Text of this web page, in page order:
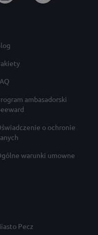
ambasadorski
o ochronie
warunki umowne
Pecz